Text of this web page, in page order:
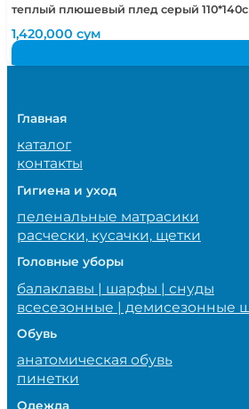
теплый плюшевый плед серый
1,420,000сум
Главная
каталог
контакты
Гигиена и уход
пеленальные матрасики
расчески, кусачки, щетки
Головные уборы
балаклавы | шарфы | снуды
всесезонные | демисезонные
Обувь
анатомическая обувь
пинетки
Одежда